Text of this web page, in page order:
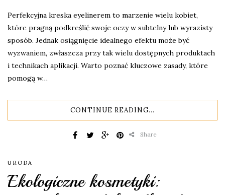
Perfekcyjna kreska eyelinerem to marzenie wielu kobiet,
które pragną podkreślić swoje oczy w subtelny lub wyrazisty
sposób. Jednak osiągnięcie idealnego efektu może być
wyzwaniem, zwłaszcza przy tak wielu dostępnych produktach
i technikach aplikacji. Warto poznać kluczowe zasady, które
pomogą w…
CONTINUE READING...
Share
URODA
Ekologiczne kosmetyki: